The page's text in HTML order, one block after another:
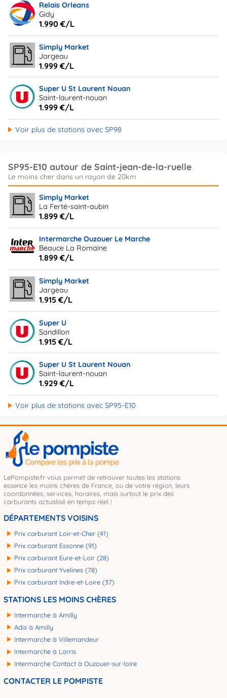
Relais Orleans
Gidy
1.990 €/L
Simply Market
Jargeau
1.999 €/L
Super U St Laurent Nouan
Saint-laurent-nouan
1.999 €/L
Voir plus de stations avec SP98
SP95-E10 autour de Saint-jean-de-la-ruelle
Simply Market
La Ferté-saint-aubin
1.899 €/L
Intermarche Ouzouer Le Marche
Beauce La Romaine
1.899 €/L
Simply Market
Jargeau
1.915 €/L
Super U
Sandillon
1.915 €/L
Super U St Laurent Nouan
Saint-laurent-nouan
1.929 €/L
Voir plus de stations avec SP95-E10
LePompiste.fr vous permet de retrouver toutes les stations
essence les moins chères de France, ou de votre région, leurs
coordonnées, services, horaires, mais surtout le prix des
carburants actualisé en temps réel !
DÉPARTEMENTS VOISINS
Prix carburant Loir-et-Cher (41)
Prix carburant Essonne (91)
Prix carburant Eure-et-Loir (28)
Prix carburant Yvelines (78)
Prix carburant Indre-et-Loire (37)
STATIONS LES MOINS CHÈRES
Intermarche à Amilly
Adis à Amilly
Intermarche à Villemandeur
Intermarche à Lorris
Intermarche Contact à Ouzouer-sur-loire
CONTACTER LE POMPISTE